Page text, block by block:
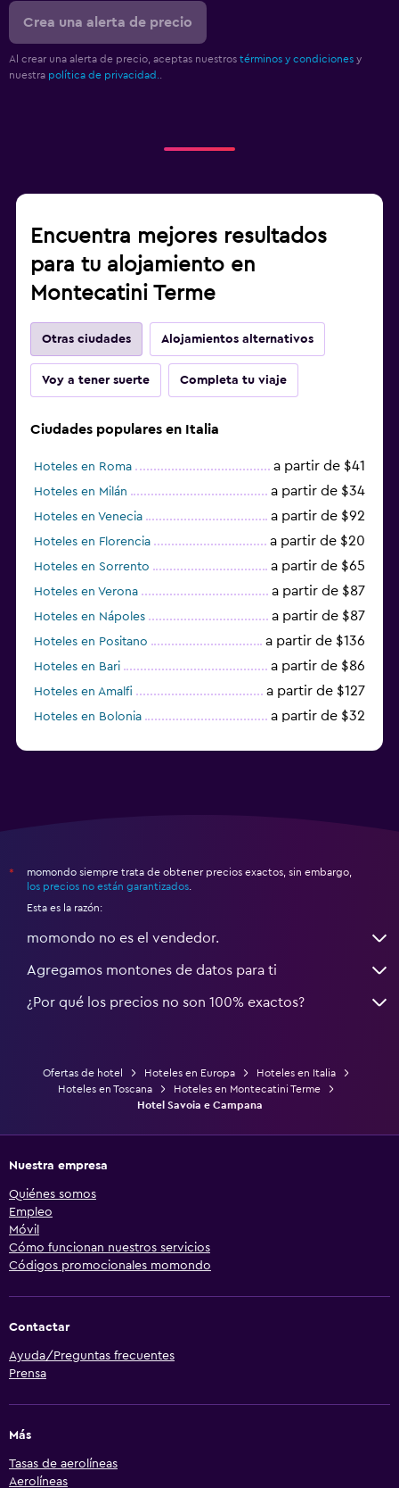
Crea una alerta de precio
Al crear una alerta de precio, aceptas nuestros términos y condiciones y
nuestra política de privacidad.
Encuentra mejores resultados
para tu alojamiento en
Montecatini Terme
Otras ciudades Alojamientos alternativos
Voy a tener suerte Completa tu viaje
Ciudades populares en Italia
Hoteles en Roma a partir de $41
Hoteles en Milán a partir de $34
Hoteles en Venecia a partir de $92
Hoteles en Florencia a partir de $20
Hoteles en Sorrento a partir de $65
Hoteles en Verona a partir de $87
Hoteles en Nápoles a partir de $87
Hoteles en Positano a partir de $136
Hoteles en Bari a partir de $86
Hoteles en Amalfi a partir de $127
Hoteles en Bolonia a partir de $32
*
momondo siempre trata de obtener precios exactos, sin embargo,
los precios no están garantizados
Esta es la razón:
momondo no es el vendedor.
Agregamos montones de datos para ti
¿Por qué los precios no son 100% exactos?
Ofertas de hotel Hoteles en Europa
Hoteles en Italia
Hoteles en Toscana
Hoteles en Montecatini Terme
Hotel Savoia e Campana
Nuestra empresa
Quiénes somos
Empleo
Móvil
Cómo funcionan nuestros servicios
Códigos promocionales momondo
Contactar
Ayuda/Preguntas frecuentes
Prensa
Más
Tasas de aerolíneas
Aerolíneas